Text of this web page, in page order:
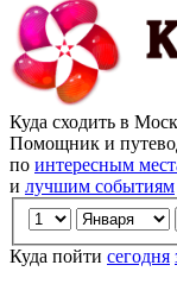
Куда сходить в
Помощник и
по интересным
и лучшим событиям
Куда пойти сегодня